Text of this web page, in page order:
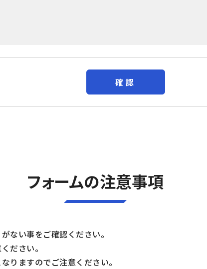
フォームの注意事項
ない事をご確認ください。
ださい。
りますのでご注意ください。